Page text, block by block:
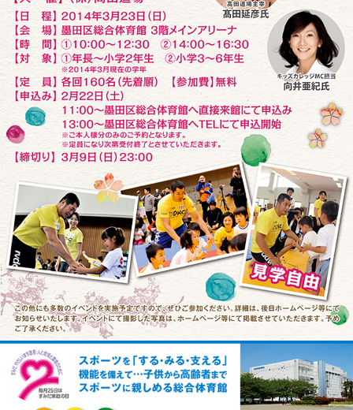
このページの先頭へ
江戸川区時間 墨田区時間 葛飾区時間
表示：PC|モバイル
© 2013 art blue Inc.